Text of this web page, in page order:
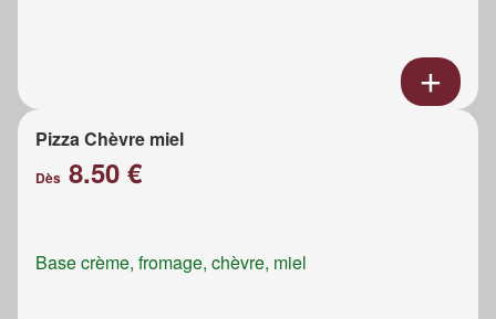
Pizza Chèvre miel
Dès 8.50 €
Base crème, fromage, chèvre, miel